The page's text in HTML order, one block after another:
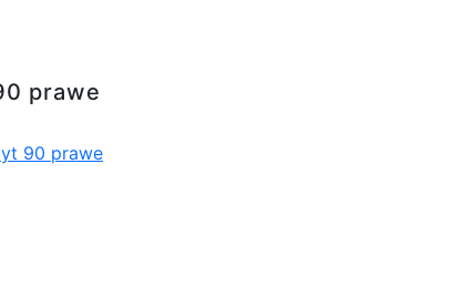
prawe
90 prawe